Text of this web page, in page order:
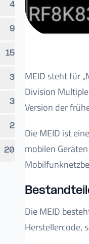
4
9
15
3
3
2
20
MEID steht für
Division
Version der
Die MEID ist
mobilen
Die MEID
Herstellercode,